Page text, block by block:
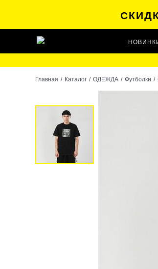
Главная / Каталог / ОДЕЖДА / Футболки /